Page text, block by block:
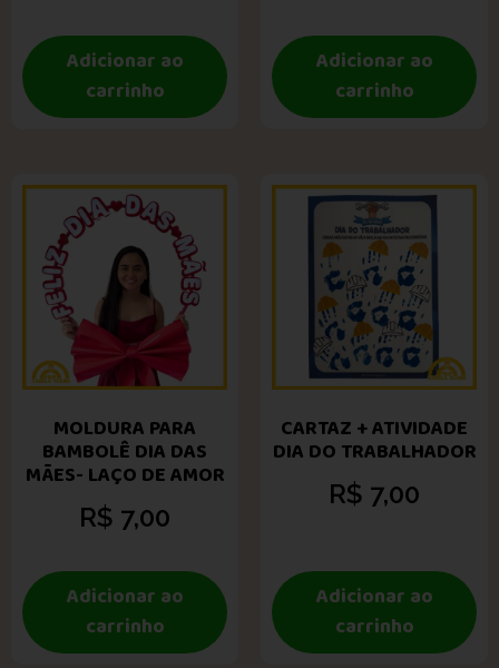
Adicionar ao
carrinho
Adicionar ao
carrinho
MOLDURA PARA
BAMBOLÊ DIA DAS
MÃES- LAÇO DE AMOR
R$ 7,00
Adicionar ao
carrinho
CARTAZ + ATIVIDADE
DIA DO TRABALHADOR
R$ 7,00
Adicionar ao
carrinho